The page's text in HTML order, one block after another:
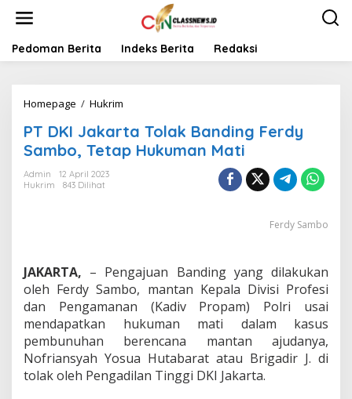
t
Pedoman Berita Indeks Berita Redaksi
Homepage / Hukrim
D
K
I
T
o
l
a
k
B
a
n
PT DKI Jakarta Tolak Banding Ferdy
Sambo, Tetap Hukuman Mati
Admin
12 April 2023
Hukrim
843 Dilihat
Ferdy Sambo
JAKARTA, – Pengajuan Banding yang dilakukan
oleh Ferdy Sambo, mantan Kepala Divisi Profesi
dan Pengamanan (Kadiv Propam) Polri usai
mendapatkan hukuman mati dalam kasus
pembunuhan berencana mantan ajudanya,
Nofriansyah Yosua Hutabarat atau Brigadir J. di
tolak oleh Pengadilan Tinggi DKI Jakarta.